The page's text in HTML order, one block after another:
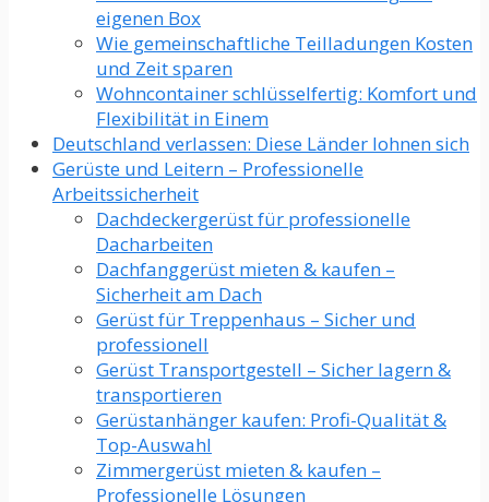
eigenen Box
Wie gemeinschaftliche Teilladungen Kosten
und Zeit sparen
Wohncontainer schlüsselfertig: Komfort und
Flexibilität in Einem
Deutschland verlassen: Diese Länder lohnen sich
Gerüste und Leitern – Professionelle
Arbeitssicherheit
Dachdeckergerüst für professionelle
Dacharbeiten
Dachfanggerüst mieten & kaufen –
Sicherheit am Dach
Gerüst für Treppenhaus – Sicher und
professionell
Gerüst Transportgestell – Sicher lagern &
transportieren
Gerüstanhänger kaufen: Profi-Qualität &
Top-Auswahl
Zimmergerüst mieten & kaufen –
Professionelle Lösungen